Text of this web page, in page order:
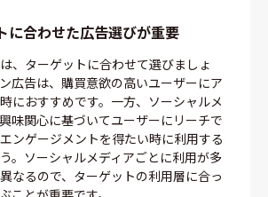
に合わせた広告選びが重要
、ターゲットに合わせて選びましょ
広告は、購買意欲の高いユーザーにア
におすすめです。一方、ソーシャルメ
味関心に基づいてユーザーにリーチで
ンゲージメントを得たい時に利用する
。ソーシャルメディアごとに利用が多
なるので、ターゲットの利用層に合っ